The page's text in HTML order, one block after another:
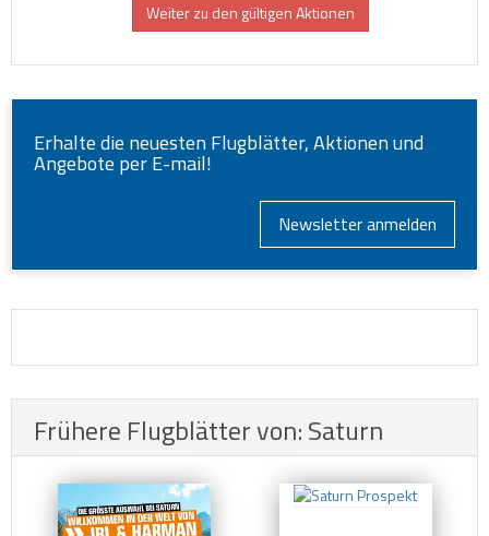
Weiter zu den gültigen Aktionen
Erhalte die neuesten Flugblätter, Aktionen und
Angebote per E-mail!
Newsletter anmelden
Frühere Flugblätter von: Saturn